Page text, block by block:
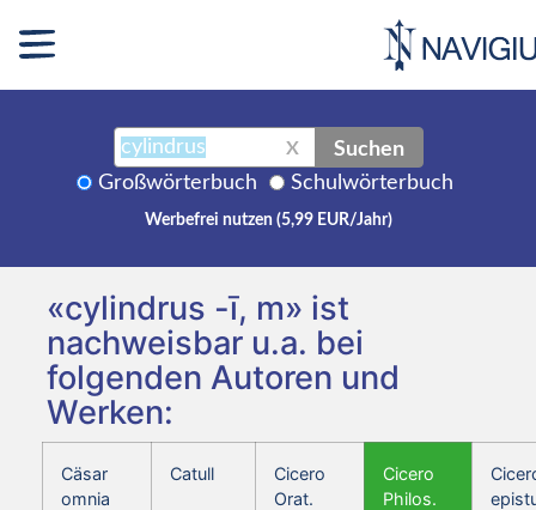
X Suchen
Großwörterbuch Schulwörterbuch
Werbefrei nutzen (5,99 EUR/Jahr)
«cylindrus -ī, m» ist
nachweisbar u.a. bei
folgenden Autoren und
Werken:
Cäsar
omnia
Catull
Cicero
Orat.
Cicero
Philos.